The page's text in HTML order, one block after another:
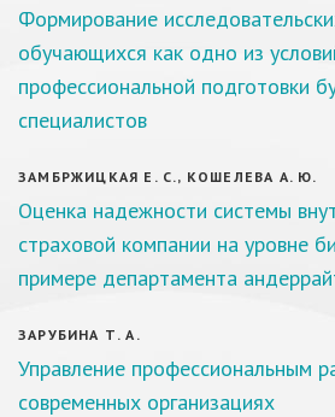
Формирование
обучающихся как одно из
профессиональной подготовки
специалистов
ЗАМБРЖИЦКАЯ Е. С., КОШЕЛЕВА А. Ю.
Оценка надежности системы
страховой компании на уровне
примере департамента
ЗАРУБИНА Т. А.
Управление профессиональным
современных организациях